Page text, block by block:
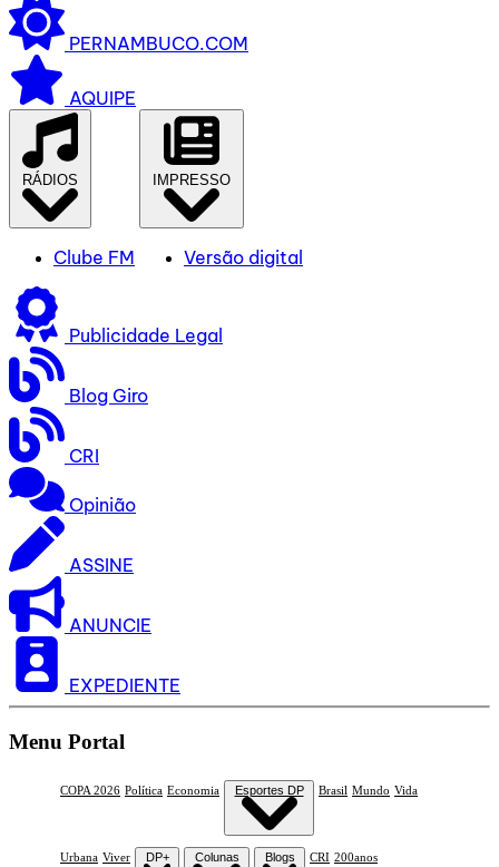
PERNAMBUCO.COM
AQUIPE
RÁDIOS
Clube FM
IMPRESSO
Versão digital
Publicidade Legal
Blog Giro
CRI
Opinião
ASSINE
ANUNCIE
EXPEDIENTE
Menu Portal
COPA 2026 Política Economia Esportes DP Brasil Mundo Vida
Urbana Viver DP+ Colunas Blogs CRI 200anos